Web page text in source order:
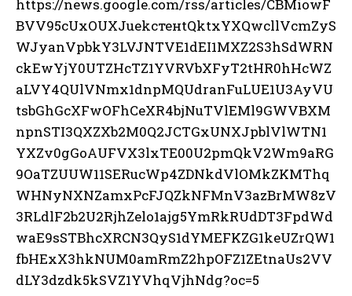
https://news.google.com/rss/articles/CBMiowF
BVV95cUxOUXJuekстенtQktxYXQwcllVcmZyS
WJyanVpbkY3LVJNTVE1dEI1MXZ2S3hSdWRN
ckEwYjY0UTZHcTZ1YVRVbXFyT2tHR0hHcWZ
aLVY4QUlVNmx1dnpMQUdranFuLUE1U3AyVU
tsbGhGcXFwOFhCeXR4bjNuTVlEMl9GWVBXM
npnSTI3QXZXb2M0Q2JCTGxUNXJpblVlWTN1
YXZv0gGoAUFVX3lxTE00U2pmQkV2Wm9aRG
9OaTZUUW11SERucWp4ZDNkdVlOMkZKMThq
WHNyNXNZamxPcFJQZkNFMnV3azBrMW8zV
3RLdlF2b2U2RjhZelo1ajg5YmRkRUdDT3FpdWd
waE9sSTBhcXRCN3QyS1dYMEFKZG1keUZrQW1
fbHExX3hkNUM0amRmZ2hpOFZ1ZEtnaUs2VV
dLY3dzdk5kSVZ1YVhqVjhNdg?oc=5